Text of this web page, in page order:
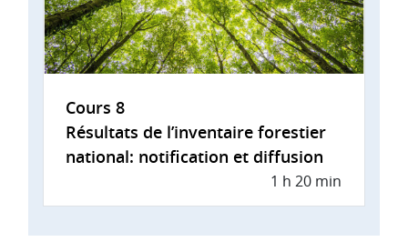
Cours 8
Résultats de l’inventaire forestier
national: notification et diffusion
1 h 20 min